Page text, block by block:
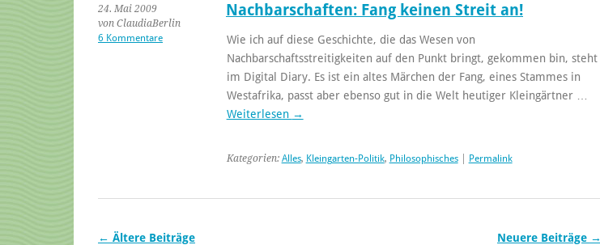
24. Mai 2009
von ClaudiaBerlin
6 Kommentare
Nachbarschaften: Fang keinen Streit an!
Wie ich auf diese Geschichte, die das Wesen von
Nachbarschaftsstreitigkeiten auf den Punkt bringt, gekommen bin, steht
im Digital Diary. Es ist ein altes Märchen der Fang, eines Stammes in
Westafrika, passt aber ebenso gut in die Welt heutiger Kleingärtner …
Weiterlesen →
Kategorien: Alles, Kleingarten-Politik, Philosophisches| Permalink
← Ältere Beiträge Neuere Beiträge →